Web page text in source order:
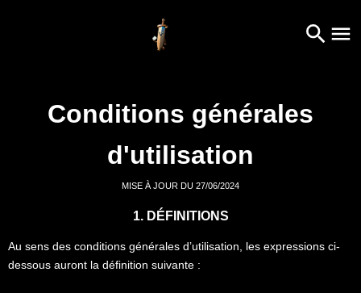
Conditions générales
d'utilisation
MISE À JOUR DU 27/06/2024
1. DÉFINITIONS
Au sens des conditions générales d’utilisation, les expressions ci-
dessous auront la définition suivante :